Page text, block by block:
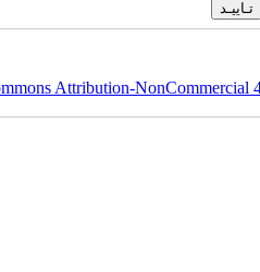
Attribution-NonCommercial